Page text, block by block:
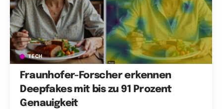
TECH
Fraunhofer-Forscher erkennen
Deepfakes mit bis zu 91 Prozent
Genauigkeit